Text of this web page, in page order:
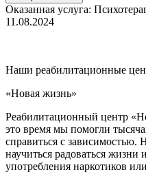
Оказанная услуга:
11.08.2024
Наши реабилитационные
«Новая жизнь»
Реабилитационный центр
это время мы помогли
справиться с
научиться радоваться жизни
употребления наркотиков